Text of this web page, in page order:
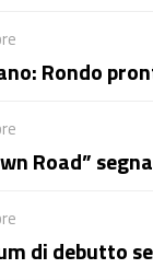
Rondo
Road”
di debutto